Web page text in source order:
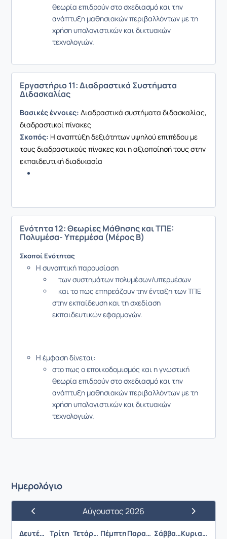
θεωρία επιδρούν στο σχεδιασμό και την
ανάπτυξη μαθησιακών περιβαλλόντων με τη
χρήση υπολογιστικών και δικτυακών
τεχνολογιών.
Εργαστήριο 11: Διαδραστικά Συστήματα
Διδασκαλίας
Βασικές έννοιες: Διαδραστικά συστήματα διδασκαλίας,
διαδραστικοί πίνακες
Σκοπός: Η αναπτύξη δεξιότητων υψηλού επιπέδου με
τους διαδραστικούς πίνακες και η αξιοποίησή τους στην
εκπαιδευτική διαδικασία
Ενότητα 12: Θεωρίες Μάθησης και ΤΠΕ:
Πολυμέσα- Υπερμέσα (Μέρος Β)
Σκοποί Ενότητας
Η συνοπτική παρουσίαση
των συστημάτων πολυμέσων/υπερμέσων
και το πως επηρεάζουν την ένταξη των ΤΠΕ
στην εκπαίδευση και τη σχεδίαση
εκπαιδευτικών εφαρμογών.
Η έμφαση δίνεται:
στο πως ο εποικοδομισμός και η γνωστική
θεωρία επιδρούν στο σχεδιασμό και την
ανάπτυξη μαθησιακών περιβαλλόντων με τη
χρήση υπολογιστικών και δικτυακών
τεχνολογιών.
Ημερολόγιο
Προηγούμενος ΜήναςΑύγουστος 2026
Επόμενος
Δευτέρα Τρίτη Τετάρτη Πέμπτη Παρασκευή Σάββατο Κυριακή